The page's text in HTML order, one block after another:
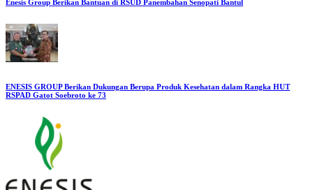
Enesis Group Berikan Bantuan di RSUD Panembahan Senopati Bantul
ENESIS GROUP Berikan Dukungan Berupa Produk Kesehatan dalam Rangka HUT
RSPAD Gatot Soebroto ke 73